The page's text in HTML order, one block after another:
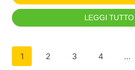
LEGGI TUTTO
1 2 3 4 …